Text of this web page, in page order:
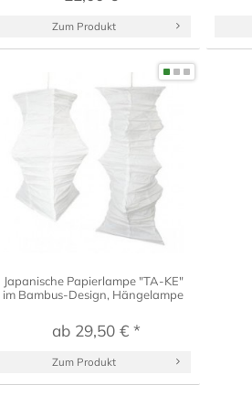
Zum Produkt
Japanische Papierlampe "TA-KE"
im Bambus-Design, Hängelampe
ab 29,50 € *
Zum Produkt